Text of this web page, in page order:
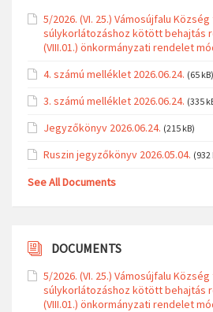
5/2026. (VI. 25.) Vámosújfalu
súlykorlátozáshoz kötött behajtás
(VIII.01.) önkormányzati rendelet
4. számú melléklet 2026.06.24. (65 kB)
3. számú melléklet 2026.06.24. (335
Jegyzőkönyv 2026.06.24. (215 kB)
Ruszin jegyzőkönyv 2026.05.04. (932
See All Documents
DOCUMENTS
5/2026. (VI. 25.) Vámosújfalu
súlykorlátozáshoz kötött behajtás
(VIII.01.) önkormányzati rendelet